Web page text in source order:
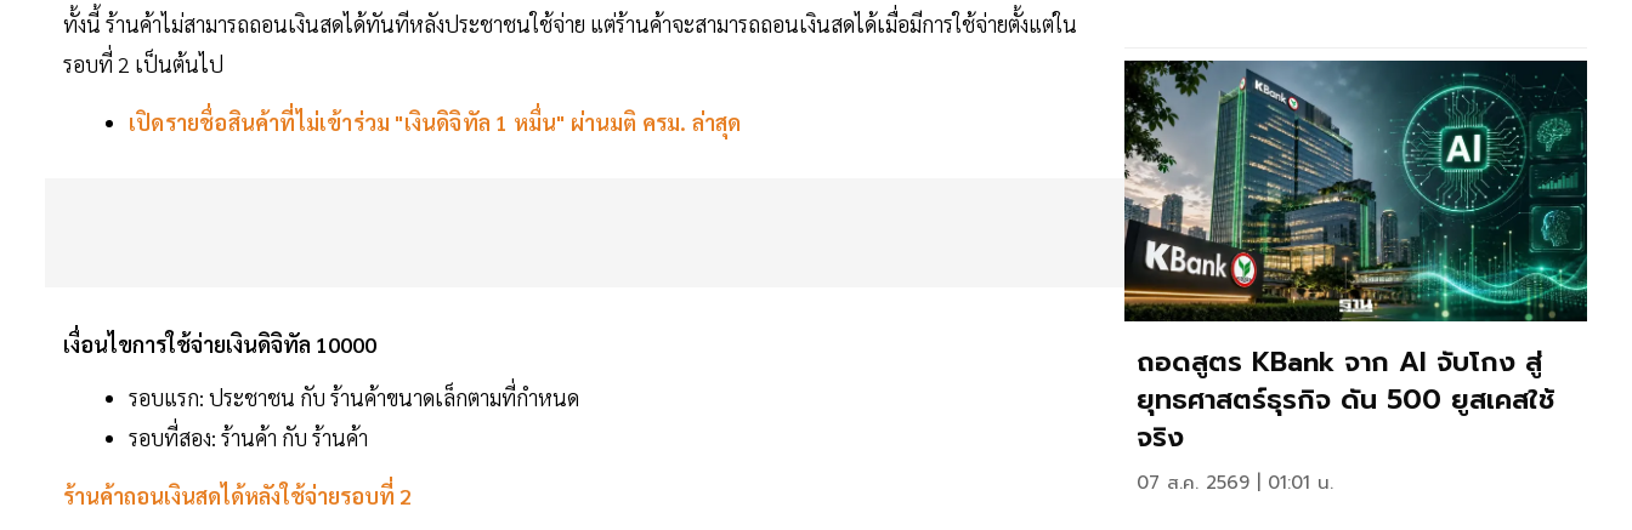
ทั้งนี้ ร้านค้าไม่สามารถถอนเงินสดได้ทันทีหลังประชาชนใช้จ่าย แต่ร้านค้าจะสามารถถอนเงินสดได้เมื่อมีการใช้จ่ายตั้งแต่ใน
รอบที่ 2 เป็นต้นไป
เปิดรายชื่อสินค้าที่ไม่เข้าร่วม "เงินดิจิทัล 1 หมื่น" ผ่านมติ ครม. ล่าสุด
เงื่อนไขการใช้จ่ายเงินดิจิทัล 10000
รอบแรก: ประชาชน กับ ร้านค้าขนาดเล็กตามที่กำหนด
รอบที่สอง: ร้านค้า กับ ร้านค้า
ร้านค้าถอนเงินสดได้หลังใช้จ่ายรอบที่ 2
ถอดสูตร KBank จาก AI จับโกง สู่
ยุทธศาสตร์ธุรกิจ ดัน 500 ยูสเคสใช้
จริง
07 ส.ค. 2569 | 01:01 น.